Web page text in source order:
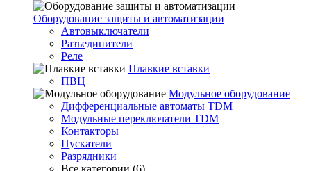
Оборудование защиты и автоматизации
Автовыключатели
Разъединители
Реле
Плавкие вставки
ПВЦ
Модульное оборудование
Дифференциальные автоматы TDM
Модульные переключатели TDM
Контакторы
Пускатели
Разрядники
Все категории (6)